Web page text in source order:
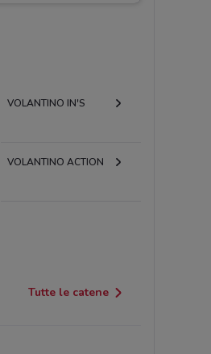
VOLANTINO IN'S
VOLANTINO ACTION
Tutte le catene